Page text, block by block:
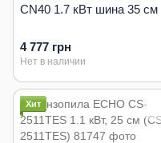
CN40 1.7 кВт шина 35 см
4 777 грн
Нет в наличии
Хит